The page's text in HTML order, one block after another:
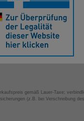
gemäß Lauer-Taxe;
(z.B. bei Verschreibung